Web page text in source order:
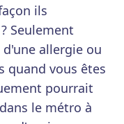
ils
Seulement
allergie ou
quand vous êtes
pourrait
le métro à